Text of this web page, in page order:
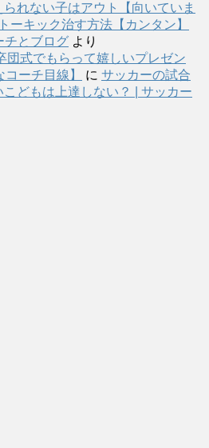
られない子はアウト【向いていま
ーキック治す方法【カンタン】
チとブログ より
団式でもらって嬉しいプレゼン
ーチ目線】
に サッカーの試合
どもは上達しない？ | サッカー